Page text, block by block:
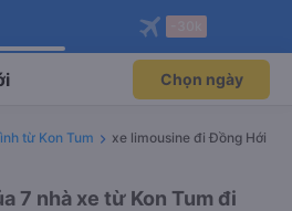
Vexere ngay!
thành viên độc
Mở app
đặt vé máy bay qua
Mở app
Chọn ngày
từ Kon Tum
xe limousine đi Đồng Hới
7 nhà xe từ Kon Tum đi